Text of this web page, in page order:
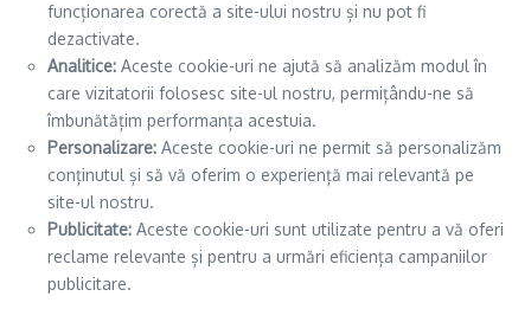
funcționarea corectă a site-ului nostru și nu pot fi
dezactivate.
Analitice: Aceste cookie-uri ne ajută să analizăm modul în
care vizitatorii folosesc site-ul nostru, permițându-ne să
îmbunătățim performanța acestuia.
Personalizare: Aceste cookie-uri ne permit să personalizăm
conținutul și să vă oferim o experiență mai relevantă pe
site-ul nostru.
Publicitate: Aceste cookie-uri sunt utilizate pentru a vă oferi
reclame relevante și pentru a urmări eficiența campaniilor
publicitare.